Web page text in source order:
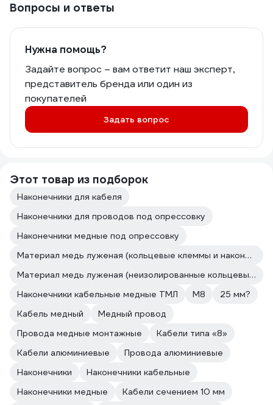
Вопросы и ответы
Нужна помощь?
Задайте вопрос – вам ответит наш эксперт,
представитель бренда или один из
покупателей
Задать вопрос
Этот товар из подборок
Наконечники для кабеля
Наконечники для проводов под опрессовку
Наконечники медные под опрессовку
Материал медь луженая (кольцевые клеммы и наконечники (тип О))
Материал медь луженая (неизолированные кольцевые клеммы и наконечники)
Наконечники кабельные медные ТМЛ
М8
25 мм?
Кабель медный
Медный провод
Провода медные монтажные
Кабели типа «8»
Кабели алюминиевые
Провода алюминиевые
Наконечники
Наконечники кабельные
Наконечники медные
Кабели сечением 10 мм